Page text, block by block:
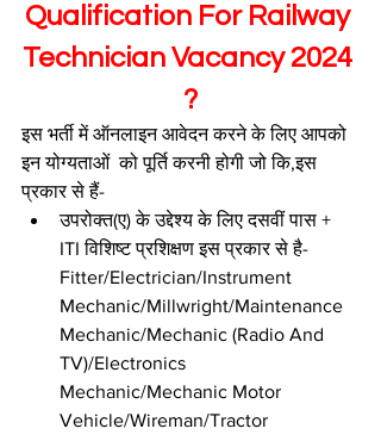
Qualification For Railway
Technician Vacancy 2024
?
इस भर्ती में ऑनलाइन आवेदन करने के लिए आपको
इन योग्यताओं  को पूर्ति करनी होगी जो कि,इस
प्रकार से हैं-
उपरोक्त(ए) के उद्देश्य के लिए दसवीं पास +
ITI विशिष्ट प्रशिक्षण इस प्रकार से है-
Fitter/Electrician/Instrument
Mechanic/Millwright/Maintenance
Mechanic/Mechanic (Radio And
TV)/Electronics
Mechanic/Mechanic Motor
Vehicle/Wireman/Tractor